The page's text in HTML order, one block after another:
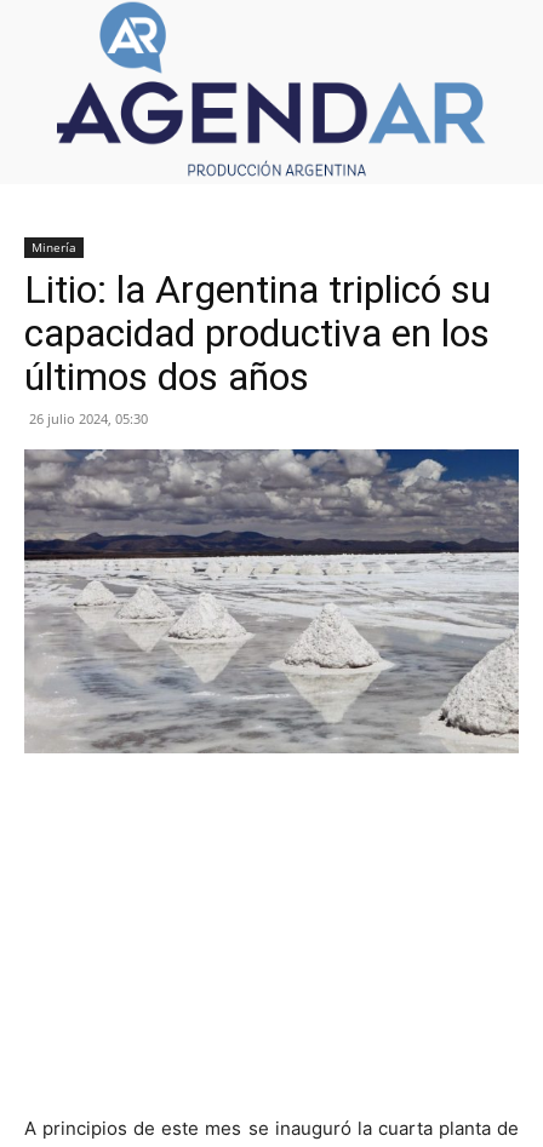
Minería
Litio: la Argentina triplicó su
capacidad productiva en los
últimos dos años
26 julio 2024, 05:30
A principios de este mes se inauguró la cuarta planta de